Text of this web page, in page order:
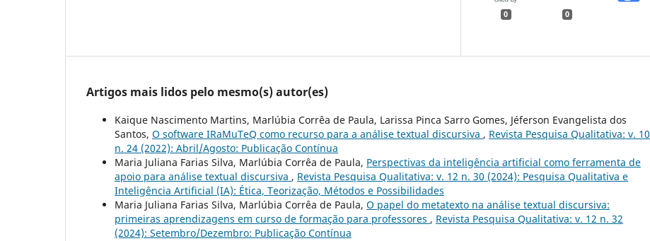
0 0
Artigos mais lidos pelo mesmo(s) autor(es)
Kaique Nascimento Martins, Marlúbia Corrêa de Paula, Larissa Pinca Sarro Gomes, Jéferson Evangelista dos
Santos, O software IRaMuTeQ como recurso para a análise textual discursiva , Revista Pesquisa Qualitativa: v. 10
n. 24 (2022): Abril/Agosto: Publicação Contínua
Maria Juliana Farias Silva, Marlúbia Corrêa de Paula, Perspectivas da inteligência artificial como ferramenta de
apoio para análise textual discursiva , Revista Pesquisa Qualitativa: v. 12 n. 30 (2024): Pesquisa Qualitativa e
Inteligência Artificial (IA): Ética, Teorização, Métodos e Possibilidades
Maria Juliana Farias Silva, Marlúbia Corrêa de Paula, O papel do metatexto na análise textual discursiva:
primeiras aprendizagens em curso de formação para professores , Revista Pesquisa Qualitativa: v. 12 n. 32
(2024): Setembro/Dezembro: Publicação Contínua